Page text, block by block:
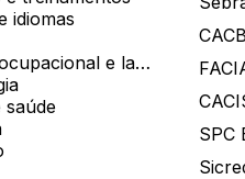
idiomas
Medicina ocupacional e laboratorial
saúde
CACB
SPC